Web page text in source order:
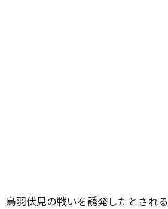
鳥羽伏見の戦いを誘発したとされる